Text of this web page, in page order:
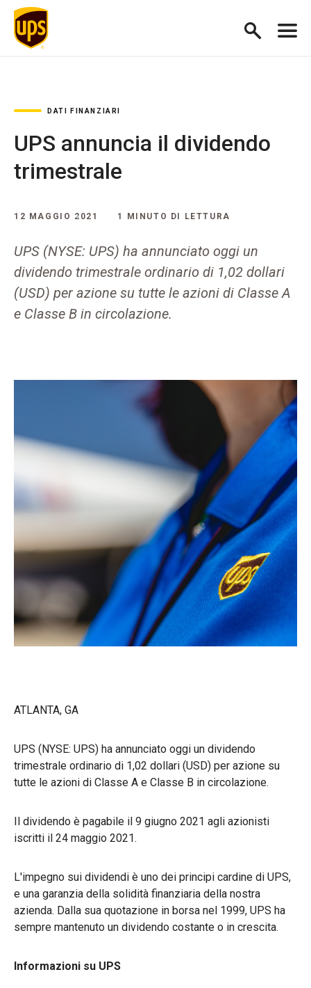
DATI FINANZIARI
UPS annuncia il dividendo
trimestrale
12 MAGGIO 2021 1 MINUTO DI LETTURA
UPS (NYSE: UPS) ha annunciato oggi un
dividendo trimestrale ordinario di 1,02 dollari
(USD) per azione su tutte le azioni di Classe A
e Classe B in circolazione.
ATLANTA, GA
UPS (NYSE: UPS) ha annunciato oggi un dividendo
trimestrale ordinario di 1,02 dollari (USD) per azione su
tutte le azioni di Classe A e Classe B in circolazione.
Il dividendo è pagabile il 9 giugno 2021 agli azionisti
iscritti il 24 maggio 2021.
L'impegno sui dividendi è uno dei principi cardine di UPS,
e una garanzia della solidità finanziaria della nostra
azienda. Dalla sua quotazione in borsa nel 1999, UPS ha
sempre mantenuto un dividendo costante o in crescita.
Informazioni su UPS